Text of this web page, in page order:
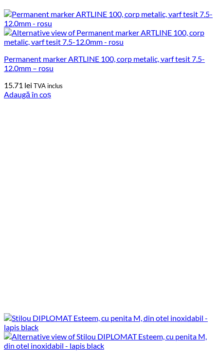
Permanent marker ARTLINE 100, corp metalic, varf tesit 7.5-
12.0mm – rosu
15.71 lei TVA inclus
Adaugă în coș